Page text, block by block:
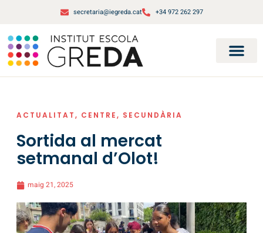
secretaria@iegreda.cat +34 972 262 297
ACTUALITAT, CENTRE, SECUNDÀRIA
Sortida al mercat
setmanal d’Olot!
maig 21, 2025